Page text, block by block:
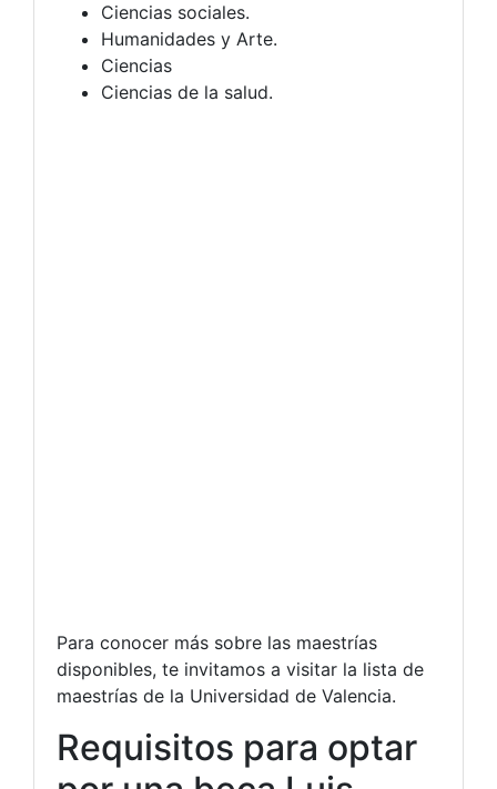
Ciencias sociales.
Humanidades y Arte.
Ciencias
Ciencias de la salud.
Para conocer más sobre las maestrías
disponibles, te invitamos a visitar la lista de
maestrías de la Universidad de Valencia.
Requisitos para optar